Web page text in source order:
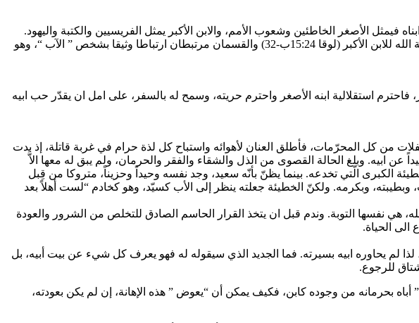
الآب يمثل الله؛ اما ابناه فيمثل الأصغر الخاطئين وشعوب الأمم، والابن الأكبر يمثل الفريسيين والكتبة واليهود.
يقسم المثل الى قسمين: القسم الأول يصف رحمة الله للابن الأصغر (لوقا 15: 11-23أ)؛ واما القسم الثاني فيصف رحمة الله للابن الأكبر (لوقا 15:24ب-32) والقسمان مرتبطان ارتباطا وثيقا بشخص ” الآب “، وهو
بين ابنيه على طلب الابن الأصغر، فاحترم استقلالية ابنه الأصغر واحترم حريته، وسمح له بالسفر، على امل ان يقدّر حب ابيه
من كل المحرّمات، فأطلق العنان لأهوائه واستباح كل لذة حرام في غربة قاتلة، إذ بدت
وأنفق أمواله وانقطعت موارده بعيداً عن ابيه. وبلغ الحالة القصوى من الذل والشقاء والفقر والحرمان، ولم يبق له معها الاَّ
الكبرى الّتي تخدعه. بينما يظنّ بأنّه سعيد، وجد نفسه وحيداً وحزيناً، متروكا من قِبل
وبكرمه. ولكنّ الخطيئة جعلته ينظر إلى الأب كسيّد، وهو كخادم “لست أهلاً بعد
هي نفسها التوبة. وندم قبل ان يتخذ القرار الحاسم الصادق للتخلص من الشرور والعودة
الحياة.
لذا لم يحاوره ابيه بسيرته. فما الجديد الذي سيقوله له فهو يعرف كل شيء عن بيت أبيه، بل
للرجوع.
” أباه بحرمانه من وجوده كابن، فكيف يمكن أن “يعوض ” هذه الإهانة، إن لم يكن بعودته،